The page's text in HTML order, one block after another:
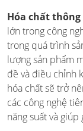
Hóa chất
lớn trong công
trong quá trình
lượng sản phẩm
đề và điều chỉnh
hóa chất sẽ trở
các công nghệ
năng suất và